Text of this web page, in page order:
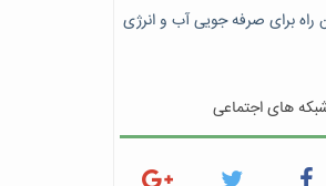
برای صرفه جویی آب و انرژی
های اجتماعی